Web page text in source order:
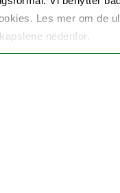
Les mer om de
nedenfor.